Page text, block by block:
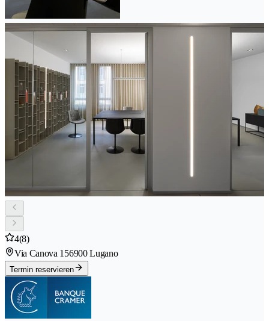
4(8)
Via Canova 156900 Lugano
Termin reservieren